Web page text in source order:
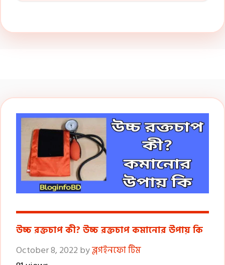
উচ্চ রক্তচাপ কী? উচ্চ রক্তচাপ কমানোর উপায় কি
October 8, 2022 byব্লগইনফো টিম